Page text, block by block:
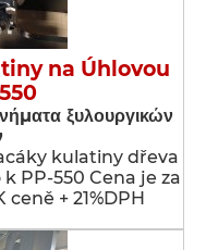
na Úhlovou
ξυλουργικών
kulatiny dřeva
PP-550 Cena je za
+ 21%DPH